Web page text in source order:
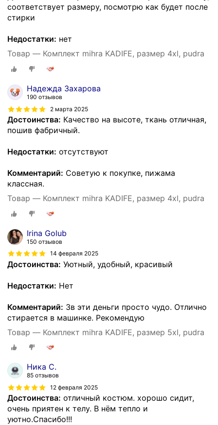
соответствует размеру, посмотрю как будет после
стирки
Недостатки: нет
Товар — Комплект mihra KADIFE, размер 4xl, pudra
Надежда Захарова
190 отзывов
2 марта 2025
Достоинства: Качество на высоте, ткань отличная,
пошив фабричный.
Недостатки: отсутствуют
Комментарий: Советую к покупке, пижама
классная.
Товар — Комплект mihra KADIFE, размер 4xl, pudra
Irina Golub
150 отзывов
14 февраля 2025
Достоинства: Уютный, удобный, красивый
Недостатки: Нет
Комментарий: Зв эти деньги просто чудо. Отлично
стирается в машинке. Рекомендую
Товар — Комплект mihra KADIFE, размер 5xl, pudra
Ника С.
85 отзывов
12 февраля 2025
Достоинства: отличный костюм. хорошо сидит,
очень приятен к телу. В нём тепло и
уютно.Спасибо!!!